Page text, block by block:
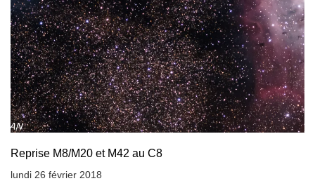
Reprise M8/M20 et M42 au C8
lundi 26 février 2018